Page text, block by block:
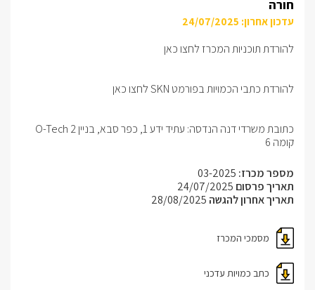
חורה
עדכון אחרון: 24/07/2025
להורדת תוכניות המכרז לחצו כאן
להורדת כתבי הכמויות בפורמט SKN לחצו כאן
כתובת משרדי דנה הנדסה: עתיד ידע 1, כפר סבא, בניין O-Tech 2
קומה 6
מספר מכרז: 03-2025
תאריך פרסום 24/07/2025
תאריך אחרון להגשה 28/08/2025
מסמכי המכרז
כתב כמויות עדכני